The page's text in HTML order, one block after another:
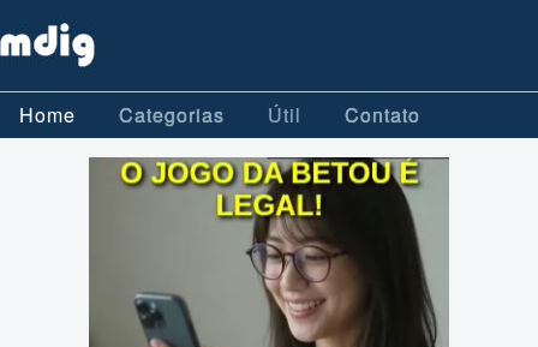
Home Categorias Útil Contato